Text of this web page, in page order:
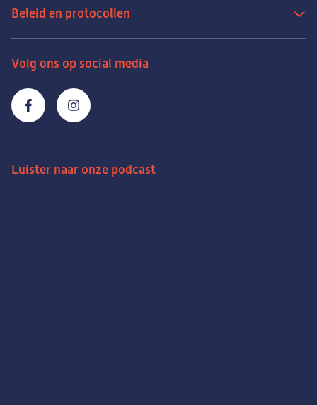
Volg ons op social media
Luister naar onze podcast
Beleid en protocollen